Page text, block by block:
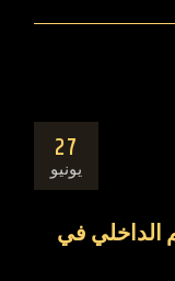
27
يونيو
الداخلي في